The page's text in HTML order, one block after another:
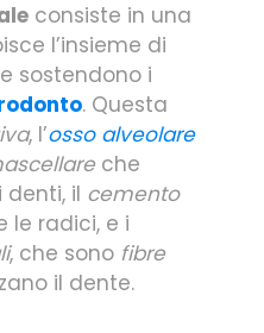
consiste in una
l’insieme di
sostendono i
. Questa
, l’osso alveolare
che
il cemento
le radici, e i
, che sono fibre
il dente.